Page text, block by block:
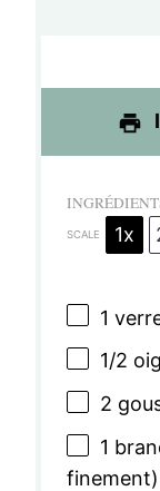
SCALE 1x
1
1/2
2
1
finement)